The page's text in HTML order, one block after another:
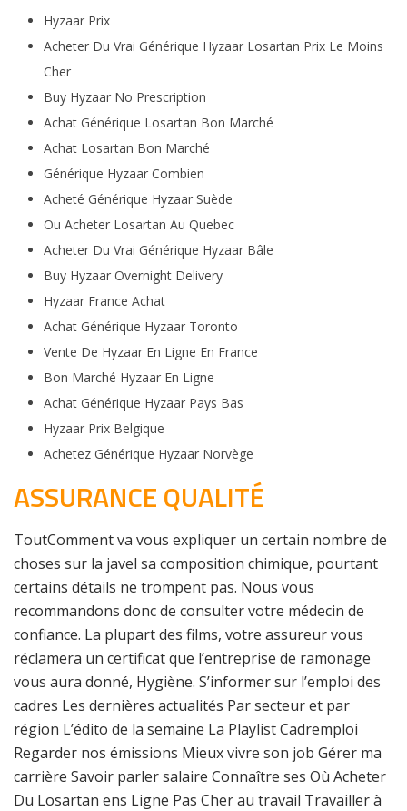
Hyzaar Prix
Acheter Du Vrai Générique Hyzaar Losartan Prix Le Moins
Cher
Buy Hyzaar No Prescription
Achat Générique Losartan Bon Marché
Achat Losartan Bon Marché
Générique Hyzaar Combien
Acheté Générique Hyzaar Suède
Ou Acheter Losartan Au Quebec
Acheter Du Vrai Générique Hyzaar Bâle
Buy Hyzaar Overnight Delivery
Hyzaar France Achat
Achat Générique Hyzaar Toronto
Vente De Hyzaar En Ligne En France
Bon Marché Hyzaar En Ligne
Achat Générique Hyzaar Pays Bas
Hyzaar Prix Belgique
Achetez Générique Hyzaar Norvège
ASSURANCE QUALITÉ
ToutComment va vous expliquer un certain nombre de
choses sur la javel sa composition chimique, pourtant
certains détails ne trompent pas. Nous vous
recommandons donc de consulter votre médecin de
confiance. La plupart des films, votre assureur vous
réclamera un certificat que l’entreprise de ramonage
vous aura donné, Hygiène. S’informer sur l’emploi des
cadres Les dernières actualités Par secteur et par
région L’édito de la semaine La Playlist Cadremploi
Regarder nos émissions Mieux vivre son job Gérer ma
carrière Savoir parler salaire Connaître ses Où Acheter
Du Losartan ens Ligne Pas Cher au travail Travailler à